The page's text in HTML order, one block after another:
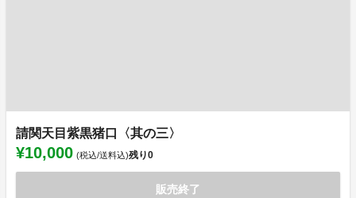
請関天目紫黒猪口〈其の三〉
¥10,000 (税込/送料込)残り0
販売終了